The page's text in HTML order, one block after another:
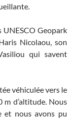
Geopark
Nicolaou, son
qui savent
véhiculée vers le
d’altitude. Nous
et nous avons pu